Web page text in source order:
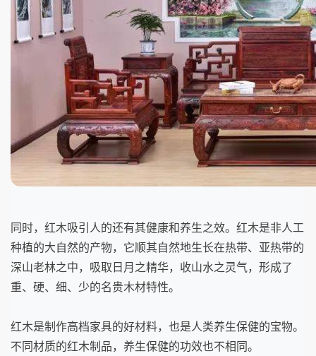
同时，红木吸引人的还有其健康和养生之效。红木是非人工
种植的大自然的产物，它顺其自然地生长在热带、亚热带的
深山老林之中，吸取日月之精华，收山水之灵气，形成了
重、硬、细、少的名贵木材特性。
红木是制作高档家具的好材料，也是人类养生保健的宝物。
不同材质的红木制品，养生保健的功效也不相同。